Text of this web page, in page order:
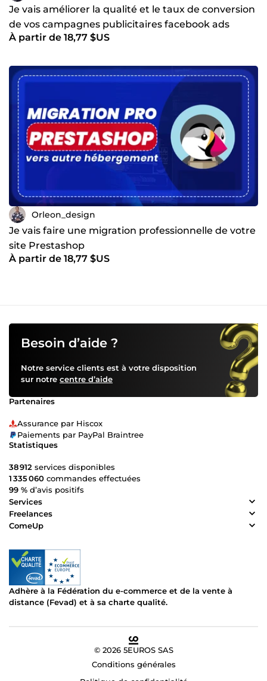
Je vais améliorer la qualité et le taux de conversion
de vos campagnes publicitaires facebook ads
À partir de 18,77 $US
Orleon_design
Je vais faire une migration professionnelle de votre
site Prestashop
À partir de 18,77 $US
Besoin d’aide ?
Notre service clients est à votre disposition
sur notre centre d’aide
Partenaires
Assurance par Hiscox
Paiements par PayPal Braintree
Statistiques
38 912 services disponibles
1 335 060 commandes effectuées
99 % d’avis positifs
Services
Freelances
ComeUp
Adhère à la Fédération du e-commerce et de la vente à
distance (Fevad) et à sa charte qualité.
© 2026 5EUROS SAS
Conditions générales